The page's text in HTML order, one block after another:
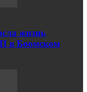
жизнь
в Боомском